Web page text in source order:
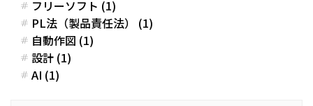
フリーソフト (1)
PL法（製品責任法） (1)
自動作図 (1)
設計 (1)
AI (1)